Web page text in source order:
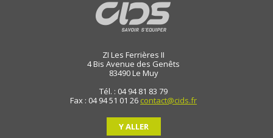
ZI Les Ferrières II
4 Bis Avenue des Genêts
83490Le Muy
Tél. : 04 94 81 83 79
Fax : 04 94 51 01 26 contact@cids.fr
Y ALLER